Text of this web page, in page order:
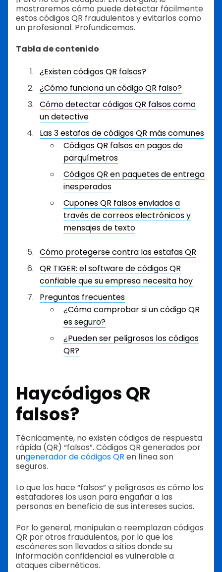
mostraremos cómo puede detectar fácilmente
estos códigos QR fraudulentos y evitarlos como
un profesional. Profundicemos.
Tabla de contenido
¿Existen códigos QR falsos?
¿Cómo funciona un código QR falso?
Cómo detectar códigos QR falsos como
un detective
Las 3 estafas de códigos QR más comunes
Códigos QR falsos en pagos de
parquímetros
Códigos QR en paquetes de entrega
inesperados
Cupones QR falsos enviados a
través de correos electrónicos y
mensajes de texto
Cómo protegerse contra las estafas QR
QR TIGER: el software de códigos QR
confiable que su empresa necesita hoy
Preguntas frecuentes
¿Cómo comprobar si un código QR
es seguro?
¿Pueden ser peligrosos los códigos
QR?
Haycódigos QR
falsos?
Técnicamente, no existen códigos de respuesta
rápida (QR) “falsos”. Códigos QR generados por
ungenerador de códigos QR en línea son
seguros.
Lo que los hace “falsos” y peligrosos es cómo los
estafadores los usan para engañar a las
personas en beneficio de sus intereses sucios.
Por lo general, manipulan o reemplazan códigos
QR por otros fraudulentos, por lo que los
escáneres son llevados a sitios donde su
información confidencial es vulnerable a
ataques cibernéticos.